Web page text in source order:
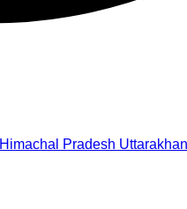
Himachal Pradesh